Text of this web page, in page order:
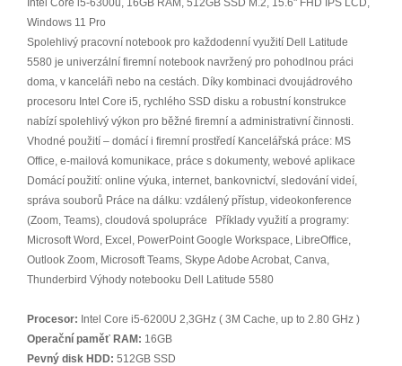
Intel Core i5-6300u, 16GB RAM, 512GB SSD M.2, 15.6" FHD IPS LCD,
Windows 11 Pro
Spolehlivý pracovní notebook pro každodenní využití Dell Latitude
5580 je univerzální firemní notebook navržený pro pohodlnou práci
doma, v kanceláři nebo na cestách. Díky kombinaci dvoujádrového
procesoru Intel Core i5, rychlého SSD disku a robustní konstrukce
nabízí spolehlivý výkon pro běžné firemní a administrativní činnosti.
Vhodné použití – domácí i firemní prostředí Kancelářská práce: MS
Office, e‑mailová komunikace, práce s dokumenty, webové aplikace
Domácí použití: online výuka, internet, bankovnictví, sledování videí,
správa souborů Práce na dálku: vzdálený přístup, videokonference
(Zoom, Teams), cloudová spolupráce Příklady využití a programy:
Microsoft Word, Excel, PowerPoint Google Workspace, LibreOffice,
Outlook Zoom, Microsoft Teams, Skype Adobe Acrobat, Canva,
Thunderbird Výhody notebooku Dell Latitude 5580
Procesor: Intel Core i5-6200U 2,3GHz ( 3M Cache, up to 2.80 GHz )
Operační paměť RAM: 16GB
Pevný disk HDD: 512GB SSD